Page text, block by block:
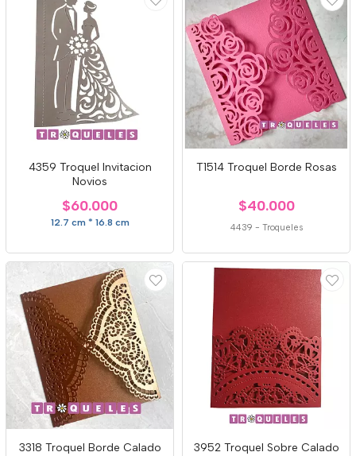
4359 Troquel Invitacion
Novios
$60.000
12.7 cm * 16.8 cm
T1514 Troquel Borde Rosas
$40.000
4439 - Troqueles
3318 Troquel Borde Calado 3952 Troquel Sobre Calado